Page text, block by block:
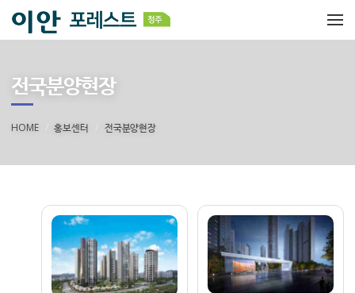
메뉴 건너뛰기
전국분양현장
HOME 홍보센터 전국분양현장